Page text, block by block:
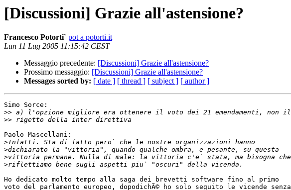
[Discussioni] Grazie all'astensione?
Francesco Potorti` pot a potorti.it
Lun 11 Lug 2005 11:15:42 CEST
Messaggio precedente: [Discussioni] Grazie all'astensione?
Prossimo messaggio: [Discussioni] Grazie all'astensione?
Messages sorted by: [ date ] [ thread ] [ subject ] [ author ]
Simo Sorce:
>>
>>
Paolo Mascellani:
>
>
>
>
Ho dedicato molto tempo alla saga dei brevetti software fino al primo
voto del parlamento europeo, dopodichÃ© ho solo seguito le vicende senza